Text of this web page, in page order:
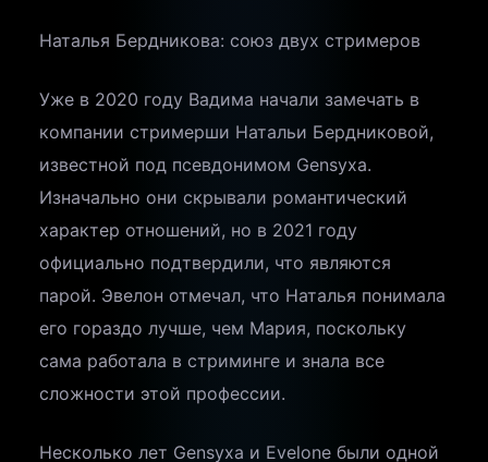
Наталья Бердникова: союз двух стримеров
Уже в 2020 году Вадима начали замечать в
компании стримерши Натальи Бердниковой,
известной под псевдонимом Gensyxa.
Изначально они скрывали романтический
характер отношений, но в 2021 году
официально подтвердили, что являются
парой. Эвелон отмечал, что Наталья понимала
его гораздо лучше, чем Мария, поскольку
сама работала в стриминге и знала все
сложности этой профессии.
Несколько лет Gensyxa и Evelone были одной